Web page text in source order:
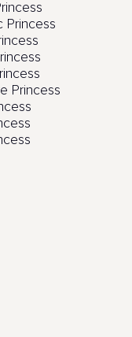
Princess
Princess